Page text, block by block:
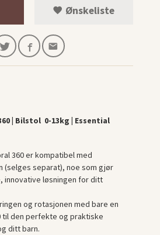
Ønskeliste
| Bilstol 0-13kg | Essential
360 er kompatibel med
(selges separat), noe som gjør
innovative løsningen for ditt
og rotasjonen med bare en
til den perfekte og praktiske
ditt barn.